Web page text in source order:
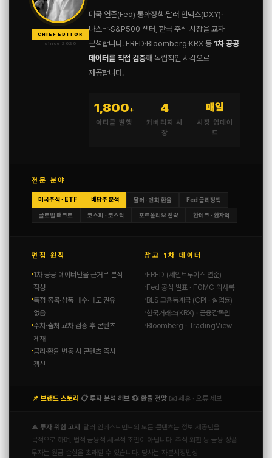
CHIEF EDITOR
since 2020
미국 연준(Fed) 통화정책·달러 인덱스(DXY)·
나스닥·S&P500 섹터, 한국 주식 시장을 교차
분석합니다. FRED·Bloomberg·KRX 등 1차 공공
데이터를 직접 검증해 독립적인 시각으로
제공합니다.
1,800+
아티클 발행
4
커버리지 시
장
매일
시장 업데이
트
전문 분야
미국주식 · ETF 배당주 분석 달러 · 엔화 환율 Fed 금리정책
글로벌 매크로 코스피 · 코스닥 포트폴리오 전략 환테크 · 환차익
편집 원칙
1차 공공 데이터만을 근거로 분석
작성
특정 종목·상품 매수·매도 권유
없음
수치·출처 교차 검증 후 콘텐츠
게재
금리·환율 변동 시 콘텐츠 즉시
갱신
참고 1차 데이터
FRED (세인트루이스 연준)
Fed 공식 발표 · FOMC 의사록
BLS 고용통계국 (CPI · 실업률)
한국거래소(KRX) · 금융감독원
Bloomberg · TradingView
📌 브랜드 스토리 📋 투자 분석 허브 💱 환율 전망 ✉️ 제휴 · 오류 제보
⚠️ 투자 위험 고지
달러 인베스트먼트의 모든 콘텐츠는 정보 제공만을
목적으로 하며, 법적·금융적·세무적 조언이 아닙니다. 주식·외환 등 금융 상품
투자는 원금 손실을 초래할 수 있습니다. 당사는 자본시장법상